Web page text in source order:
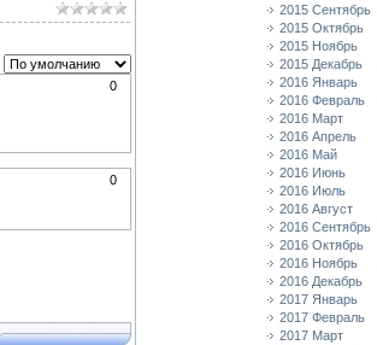
0
0
2015 Сентябрь
2015 Октябрь
2015 Ноябрь
2015 Декабрь
2016 Январь
2016 Февраль
2016 Март
2016 Апрель
2016 Май
2016 Июнь
2016 Июль
2016 Август
2016 Сентябрь
2016 Октябрь
2016 Ноябрь
2016 Декабрь
2017 Январь
2017 Февраль
2017 Март